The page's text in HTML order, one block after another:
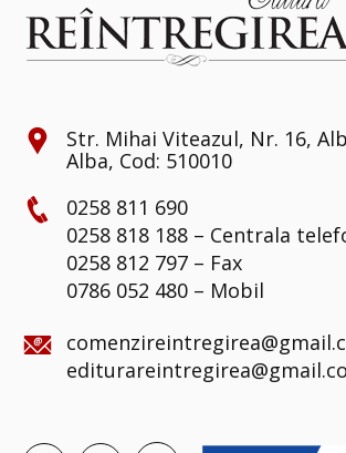
Str. Mihai Viteazul, Nr. 16,
Alba, Cod: 510010
0258 811 690
0258 818 188 – Centrala
0258 812 797 – Fax
0786 052 480 – Mobil